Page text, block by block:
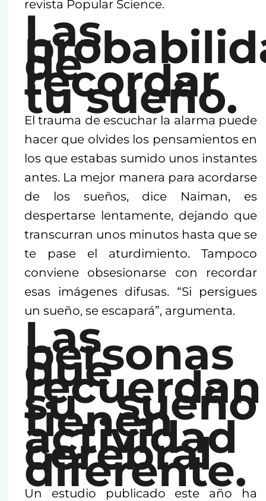
revista Popular Science.
Las
de
recordar
tu sueño.
El trauma de escuchar la alarma puede
hacer que olvides los pensamientos en
los que estabas sumido unos instantes
antes. La mejor manera para acordarse
de los sueños, dice Naiman, es
despertarse lentamente, dejando que
transcurran unos minutos hasta que se
te pase el aturdimiento. Tampoco
conviene obsesionarse con recordar
esas imágenes difusas. “Si persigues
un sueño, se escapará”, argumenta.
Las
personas
que
recuerdan
su sueño
tienen
actividad
cerebral
diferente.
Un estudio publicado este año ha